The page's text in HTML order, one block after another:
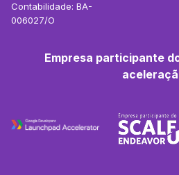
Contabilidade: BA-
006027/O
Empresa participante